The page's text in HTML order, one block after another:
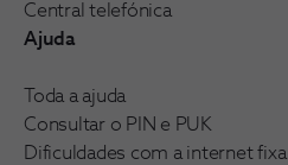
Central telefónica
Ajuda
Toda a ajuda
Consultar o PIN e PUK
Dificuldades com a internet fixa